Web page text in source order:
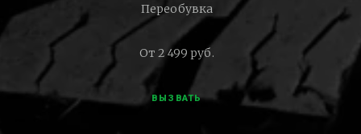
Переобувка
От 2 499 руб.
ВЫЗВАТЬ